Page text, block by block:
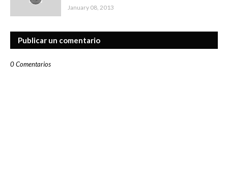
January 08, 2013
Publicar un comentario
0 Comentarios